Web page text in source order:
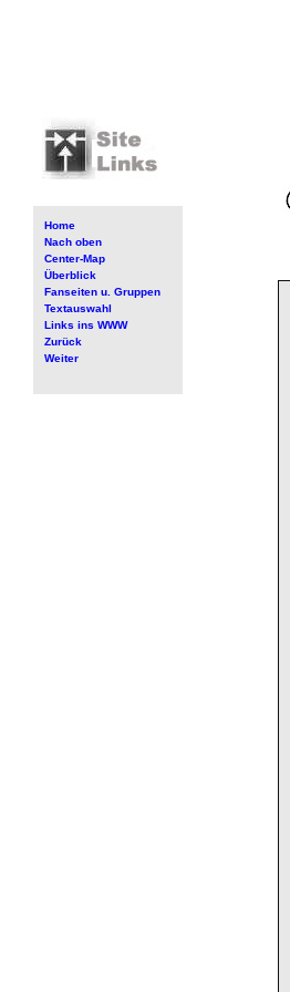
Home
Nach oben
Center-Map
Überblick
Fanseiten u. Gruppen
Textauswahl
Links ins WWW
Zurück
Weiter